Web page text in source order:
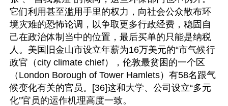
它们利用甚至滥用手里的权力，向社会公众散布环
境灾难的恐怖论调，以争取更多行政经费，稳固自
己在政治体制当中的位置，最后买单的只能是纳税
人。美国旧金山市设立年薪为16万美元的“市气候行
政官（city climate chief），伦敦最贫困的一个区
（London Borough of Tower Hamlets）有58名跟气
候变化有关的官员。[36]这和大学、公司设立“多元
化”官员的运作机理高度一致。